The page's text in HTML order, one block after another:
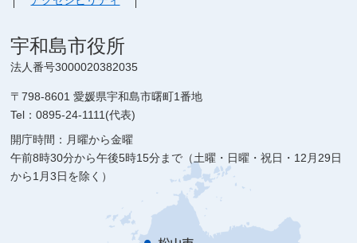
宇和島市役所
法人番号3000020382035
〒798-8601 愛媛県宇和島市曙町1番地
Tel：0895-24-1111(代表)
開庁時間：月曜から金曜
午前8時30分から午後5時15分まで（土曜・日曜・祝日・12月29日
から1月3日を除く）